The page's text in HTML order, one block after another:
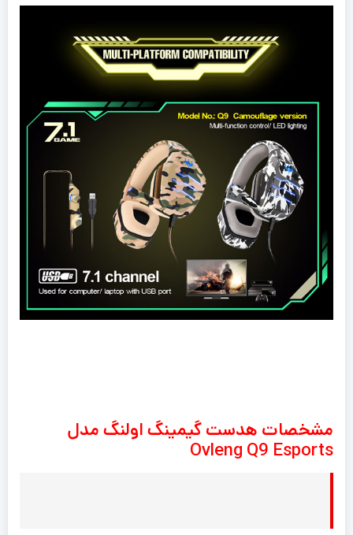
مشخصات هدست گیمینگ اولنگ مدل
Ovleng Q9 Esports